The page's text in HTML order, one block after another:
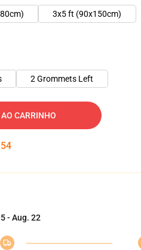
3x5 ft (90x150cm)
2 Grommets Left
CARRINHO
53
- Aug. 22